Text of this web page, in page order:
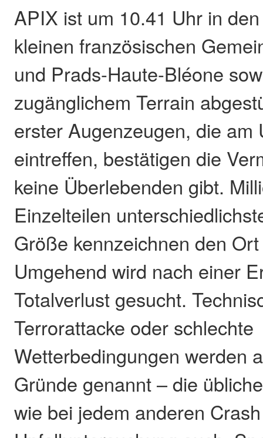
APIX ist um 10.41 Uhr in
kleinen französischen
und Prads-Haute-Bléone
zugänglichem Terrain
erster Augenzeugen, die am
eintreffen, bestätigen die
keine Überlebenden gibt.
Einzelteilen
Größe kennzeichnen den
Umgehend wird nach einer
Totalverlust gesucht.
Terrorattacke oder schlechte
Wetterbedingungen werden
Gründe genannt – die
wie bei jedem anderen